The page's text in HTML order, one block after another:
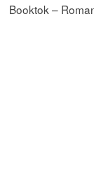
Booktok –